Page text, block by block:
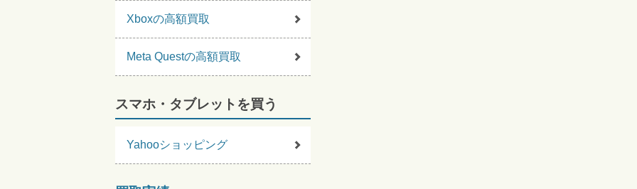
Xboxの高額買取
Meta Questの高額買取
スマホ・タブレットを買う
Yahooショッピング